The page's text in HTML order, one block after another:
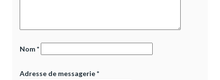
Nom*
Adresse de messagerie*